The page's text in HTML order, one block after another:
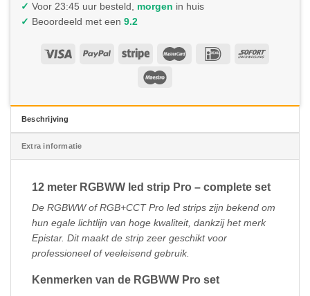
✓ Voor 23:45 uur besteld, morgen in huis
✓ Beoordeeld met een 9.2
Beschrijving
Extra informatie
12 meter RGBWW led strip Pro – complete set
De RGBWW of RGB+CCT Pro led strips zijn bekend om
hun egale lichtlijn van hoge kwaliteit, dankzij het merk
Epistar. Dit maakt de strip zeer geschikt voor
professioneel of veeleisend gebruik.
Kenmerken van de RGBWW Pro set